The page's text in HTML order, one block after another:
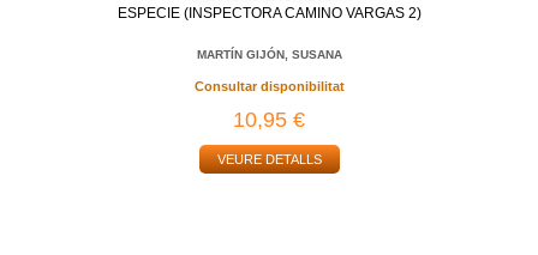
ESPECIE (INSPECTORA CAMINO VARGAS 2)
MARTÍN GIJÓN, SUSANA
Consultar disponibilitat
10,95 €
VEURE DETALLS